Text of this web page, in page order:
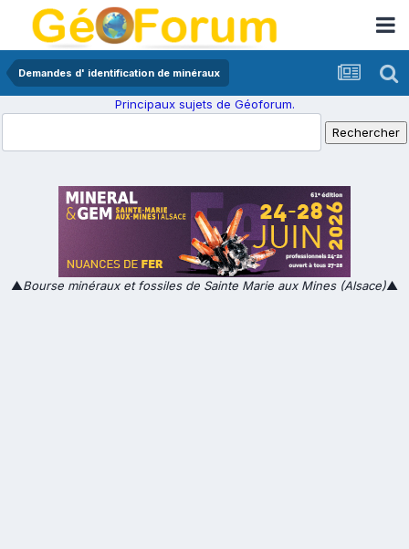
Demandes d' identification de minéraux
Principaux sujets de Géoforum.
▲Bourse minéraux et fossiles de Sainte Marie aux Mines (Alsace)▲